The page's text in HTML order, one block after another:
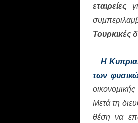
εταιρείες
Τουρκικές
Η
των
Μετά τη
θέση να